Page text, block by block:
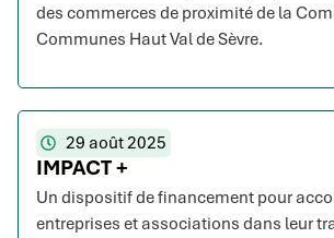
des commerces de proximité de la
Communes Haut Val de Sèvre.
29 août 2025
IMPACT +
Un dispositif de financement pour
entreprises et associations dans leur